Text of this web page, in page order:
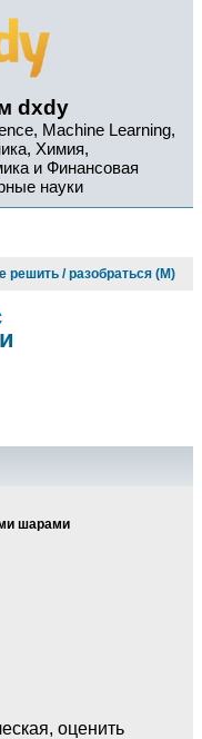
dxdy
Machine Learning,
Химия,
и Финансовая
науки
решить / разобраться (М)
шарами
оценить